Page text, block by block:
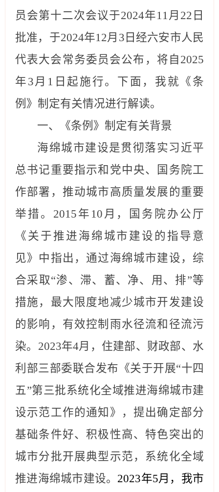
员会第十二次会议于2024年11月22日
批准， 于2024年12月 3 日 经六安市人民
代表大会常务委员会公布， 将 自 2025
年 3 月 1 日起施行。下面，我就《条
例》制定有关情况进行解读。
一、《条例》制定有关背景
海绵城市建设是贯彻落实习近平
总书记重要指示和党中央、国务院工
作部署，推动城市高质量发展的重要
举措。 2015年10月，国务院办公厅
《关于推进海绵城市建设的指导意
见》中指出，通过海绵城市建设，综
合采取“渗、滞、蓄、净、用、排”等
措施，最大限度地减少城市开发建设
的影响，有效控制雨水径流和径流污
染。2023年4月，住建部、财政部、水
利部三部委联合发布《关于开展“十四
五”第三批系统化全域推进海绵城市建
设示范工作的通知》，提出确定部分
基础条件好、积极性高、特色突出的
城市分批开展典型示范，系统化全域
推进海绵城市建设。 2023年5月，我市